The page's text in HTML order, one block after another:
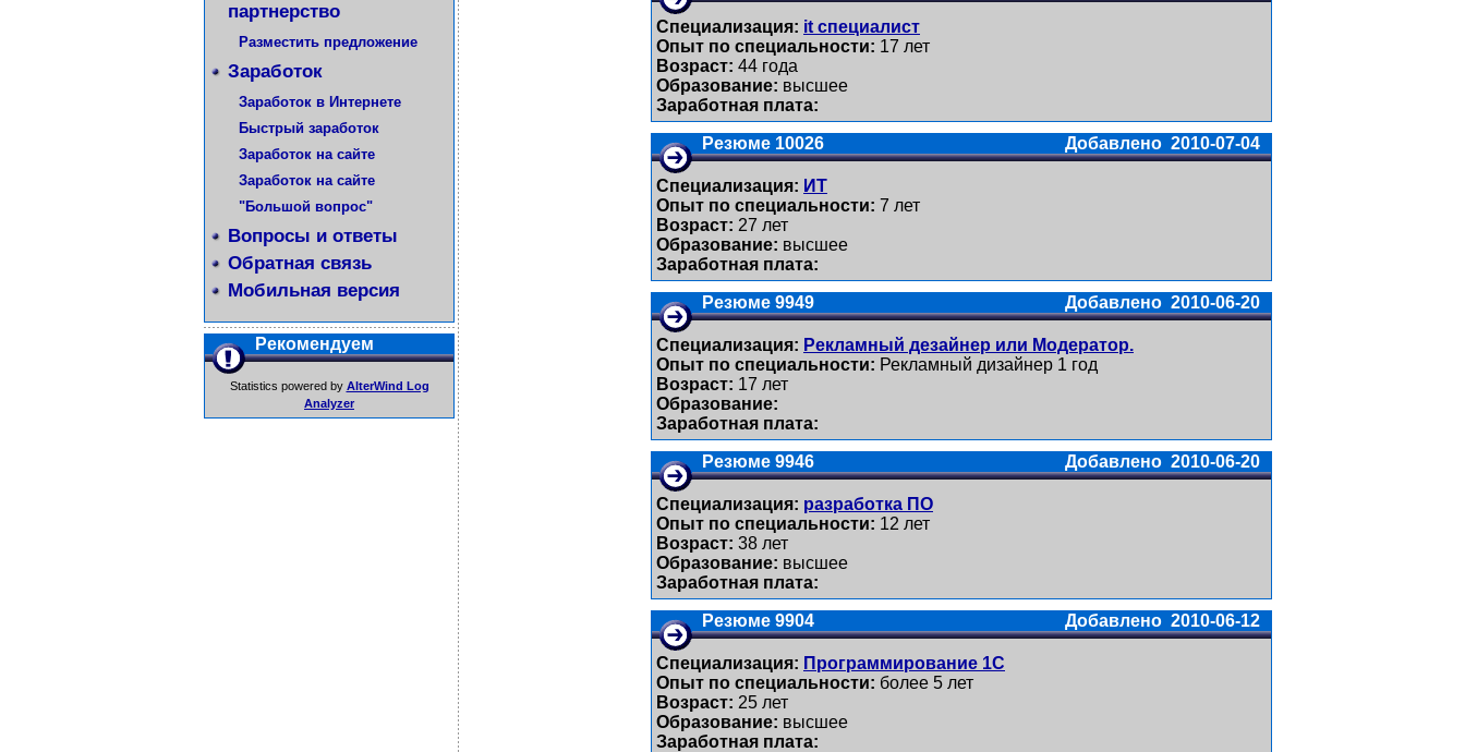
партнерство
Разместить предложение
Заработок
Заработок в Интернете
Быстрый заработок
Заработок на сайте
Заработок на сайте
"Большой вопрос"
Вопросы и ответы
Обратная связь
Мобильная версия
Рекомендуем
Statistics powered by AlterWind Log
Analyzer
Специализация: it специалист
Опыт по специальности: 17 лет
Возраст: 44 годa
Образование: высшее
Заработная плата:
Резюме 10026 Добавлено 2010-07-04
Специализация: ИТ
Опыт по специальности: 7 лет
Возраст: 27 лет
Образование: высшее
Заработная плата:
Резюме 9949 Добавлено 2010-06-20
Специализация: Рекламный дезайнер или Модератор.
Опыт по специальности: Рекламный дизайнер 1 год
Возраст: 17 лет
Образование:
Заработная плата:
Резюме 9946 Добавлено 2010-06-20
Специализация: разработка ПО
Опыт по специальности: 12 лет
Возраст: 38 лет
Образование: высшее
Заработная плата:
Резюме 9904 Добавлено 2010-06-12
Специализация: Программирование 1С
Опыт по специальности: более 5 лет
Возраст: 25 лет
Образование: высшее
Заработная плата: